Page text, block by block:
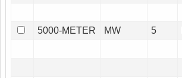
5000-METER
MW 5